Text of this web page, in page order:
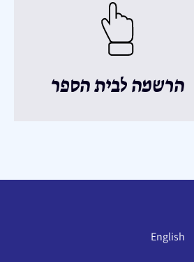
הרשמה לבית הספר
English